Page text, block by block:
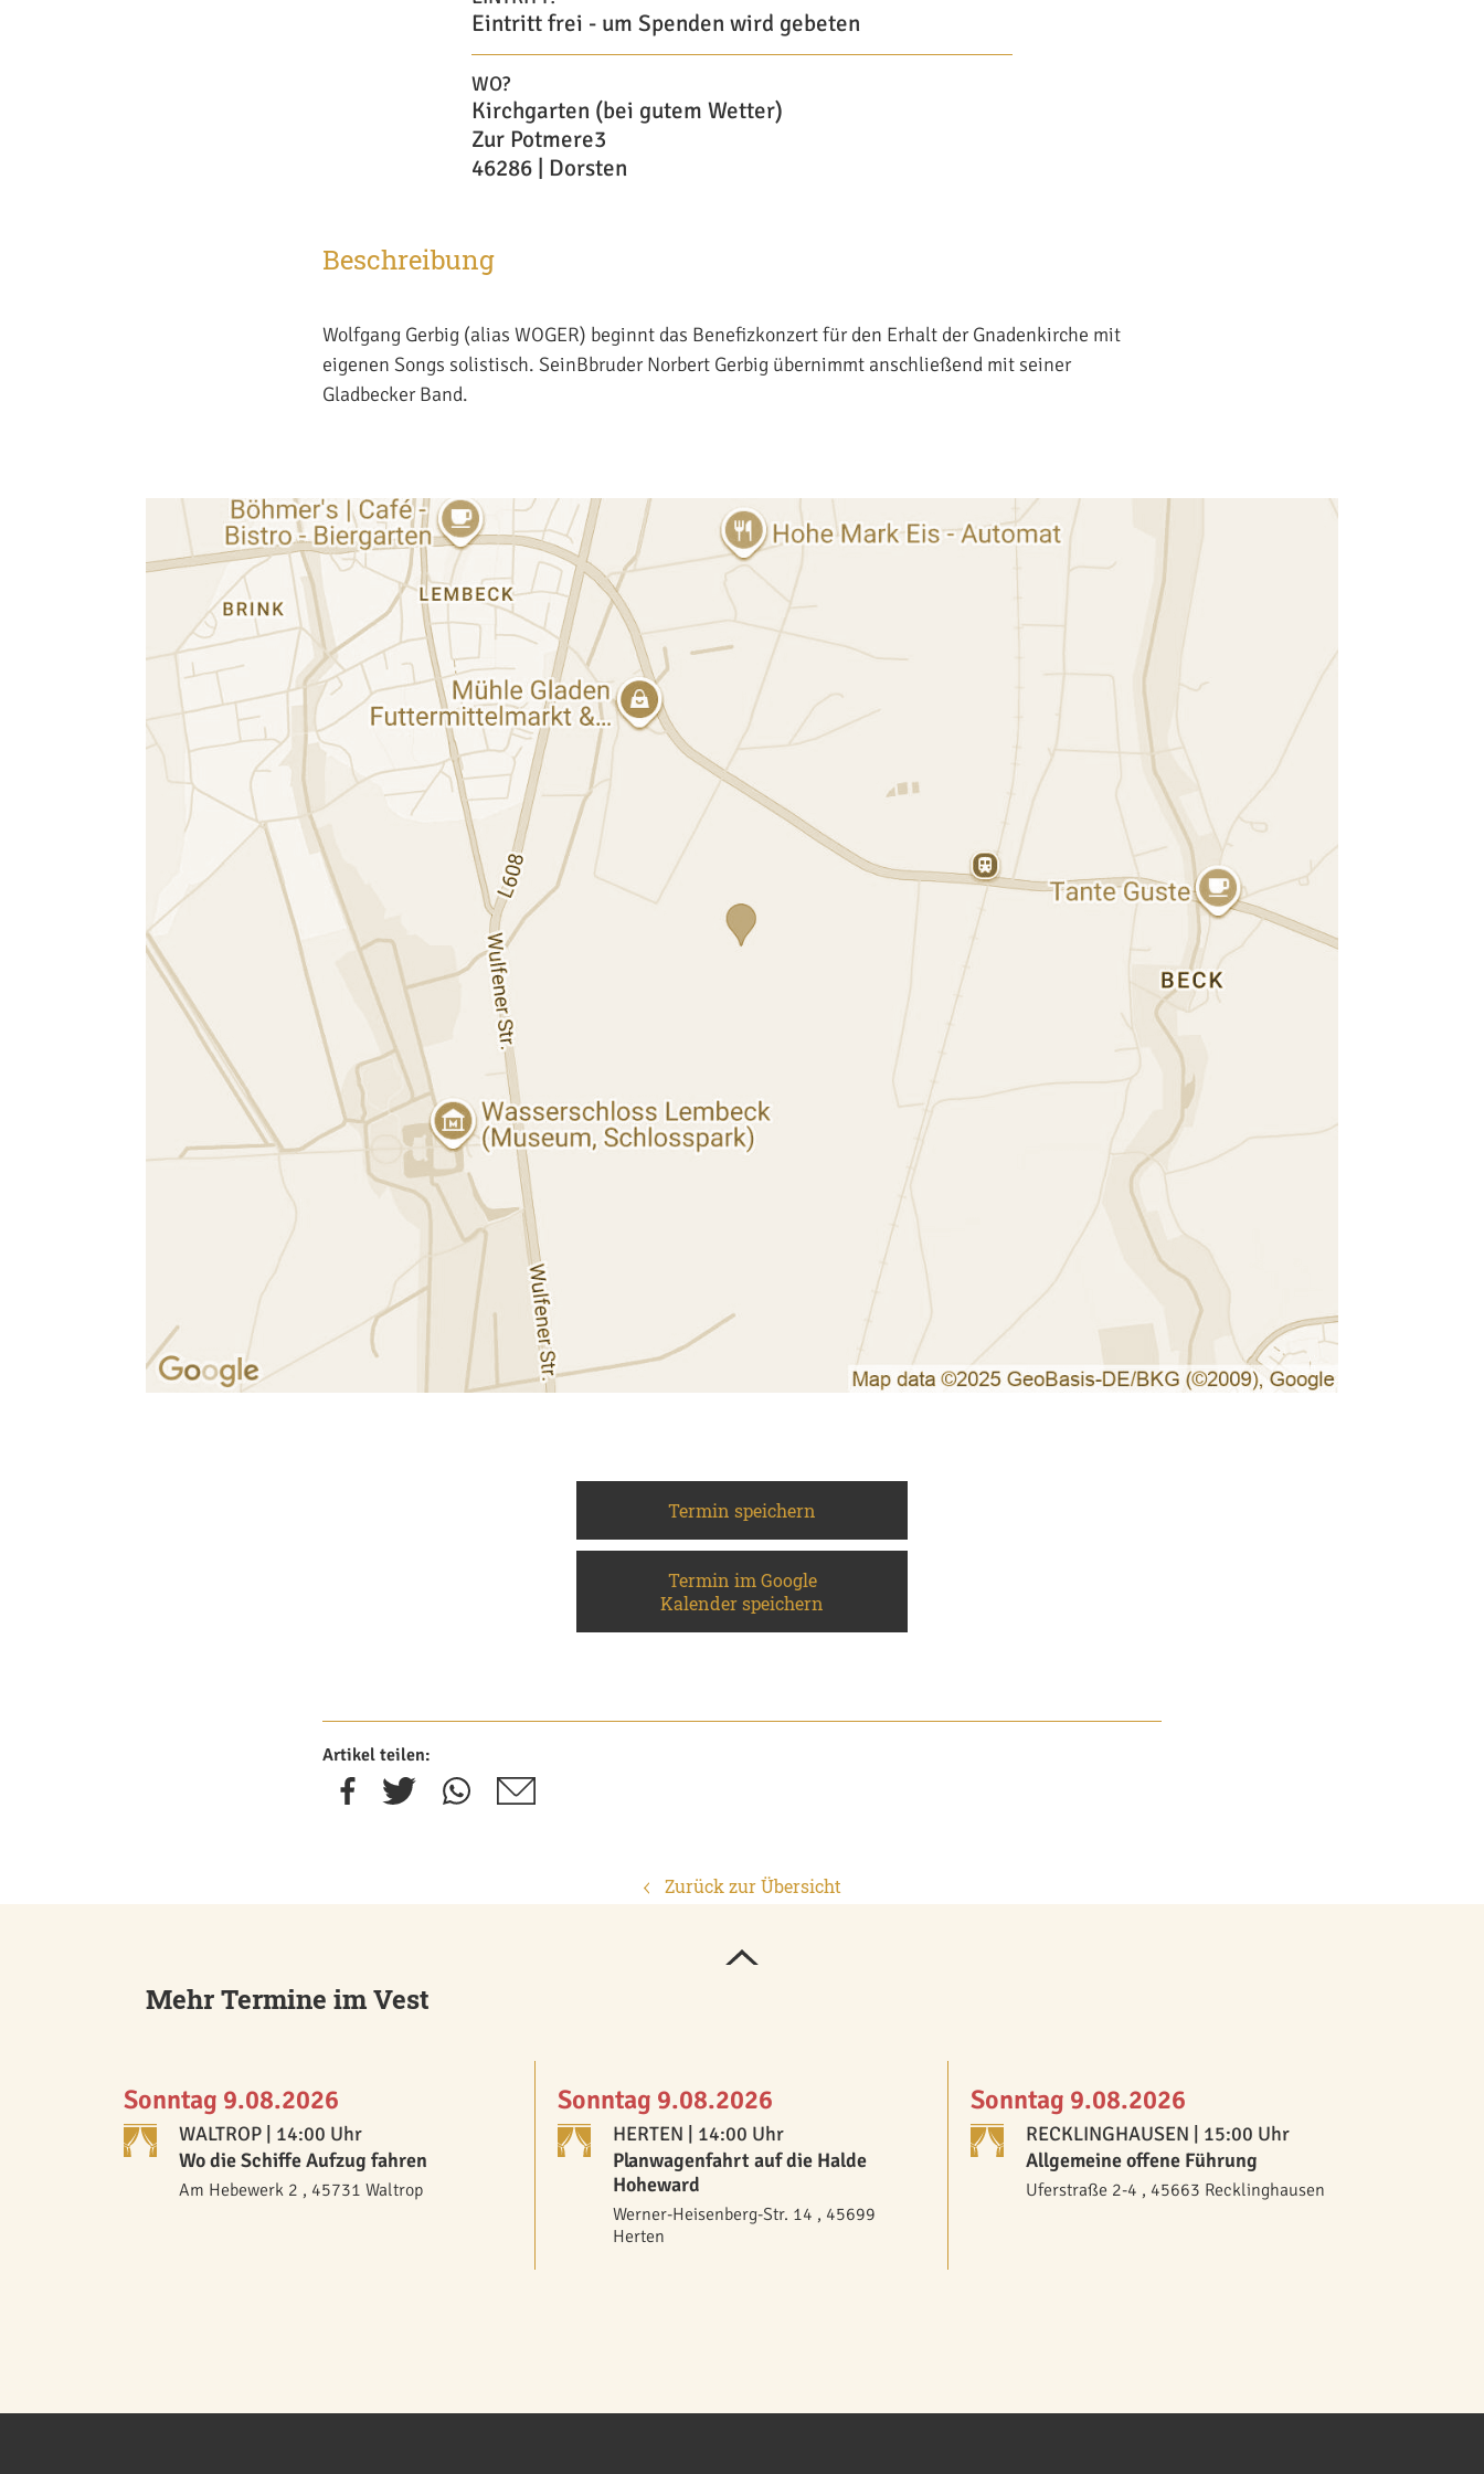
Eintritt frei - um Spenden wird gebeten
WO?
Kirchgarten (bei gutem Wetter)
Zur Potmere3
46286 | Dorsten
Beschreibung
Wolfgang Gerbig (alias WOGER) beginnt das Benefizkonzert für den Erhalt der Gnadenkirche mit
eigenen Songs solistisch. SeinBbruder Norbert Gerbig übernimmt anschließend mit seiner
Gladbecker Band.
Termin speichern
Termin im Google
Kalender speichern
Artikel teilen:
Zurück zur Übersicht
Mehr Termine im Vest
Sonntag 9.08.2026
WALTROP | 14:00 Uhr
Wo die Schiffe Aufzug fahren
Am Hebewerk 2 , 45731 Waltrop
Sonntag 9.08.2026
HERTEN | 14:00 Uhr
Planwagenfahrt auf die Halde
Hoheward
Werner-Heisenberg-Str. 14 , 45699
Herten
Sonntag 9.08.2026
RECKLINGHAUSEN | 15:00 Uhr
Allgemeine offene Führung
Uferstraße 2-4 , 45663 Recklinghausen